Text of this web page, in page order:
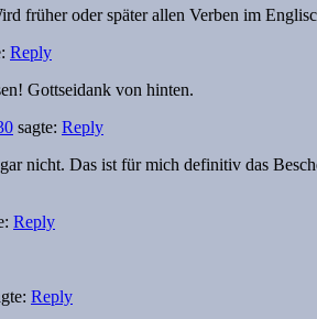
früher oder später allen Verben im
Reply
Gottseidank von hinten.
sagte: Reply
nicht. Das ist für mich definitiv das
Reply
Reply